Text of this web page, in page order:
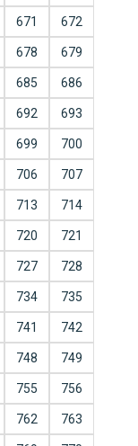
671 672
678 679
685 686
692 693
699 700
706 707
713 714
720 721
727 728
734 735
741 742
748 749
755 756
762 763